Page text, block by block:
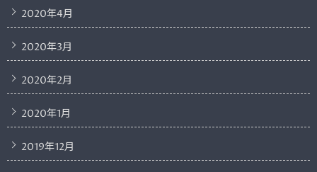
2020年4月
2020年3月
2020年2月
2020年1月
2019年12月